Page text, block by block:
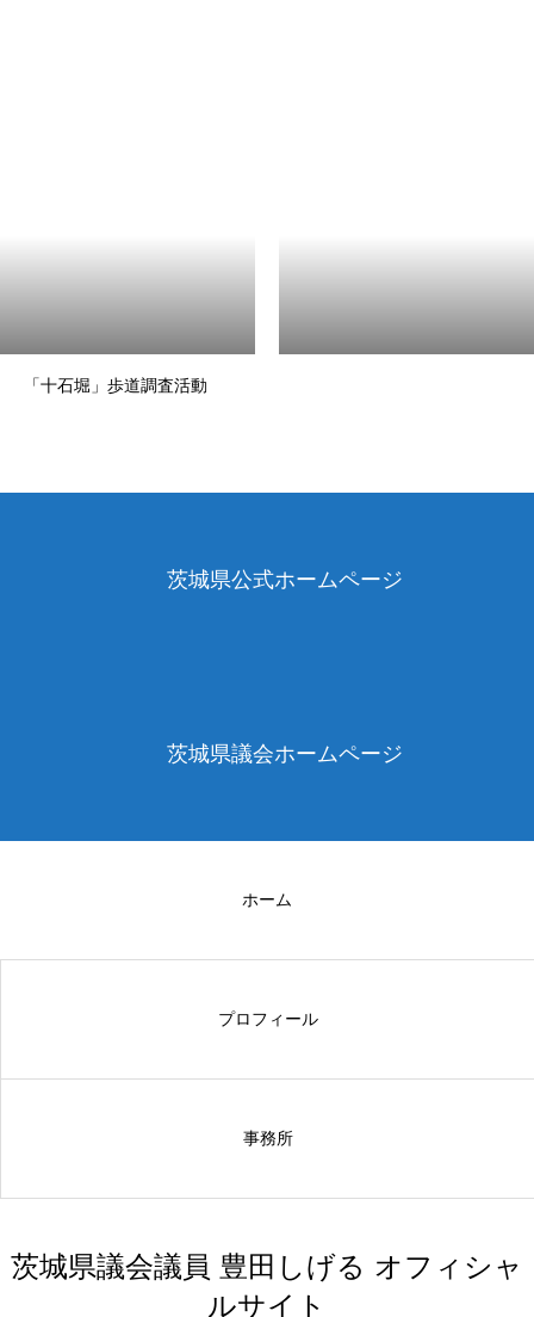
「十石堀」歩道調査活動
茨城県公式ホームページ
茨城県議会ホームページ
ホーム
プロフィール
事務所
茨城県議会議員 豊田しげる オフィシャ
ルサイト